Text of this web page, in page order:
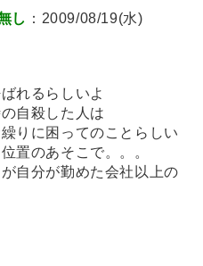
し ：2009/08/19(水)
れるらしいよ
自殺した人は
りに困ってのことらしい
置のあそこで。。。
自分が勤めた会社以上の